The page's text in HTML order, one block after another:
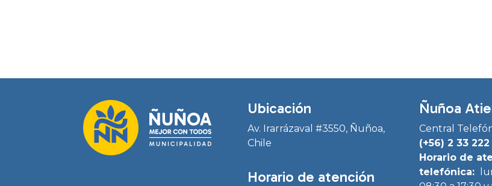
Ubicación
Av. Irarrázaval #3550, Ñuñoa,
Chile
Horario de atención
Ñuñoa
Central
(+56) 2 33
Horario de
telefónica: